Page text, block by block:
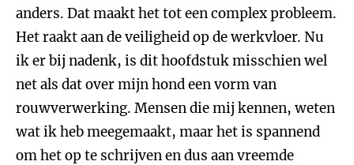
anders. Dat maakt het tot een complex probleem.
Het raakt aan de veiligheid op de werkvloer. Nu
ik er bij nadenk, is dit hoofdstuk misschien wel
net als dat over mijn hond een vorm van
rouwverwerking. Mensen die mij kennen, weten
wat ik heb meegemaakt, maar het is spannend
om het op te schrijven en dus aan vreemde